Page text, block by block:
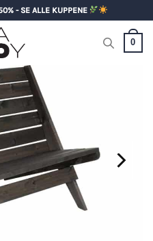
- SE ALLE KUPPENE
0